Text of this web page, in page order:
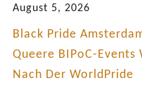
August 5, 2026
Black Pride
Queere BIPoC-Events
Nach Der WorldPride